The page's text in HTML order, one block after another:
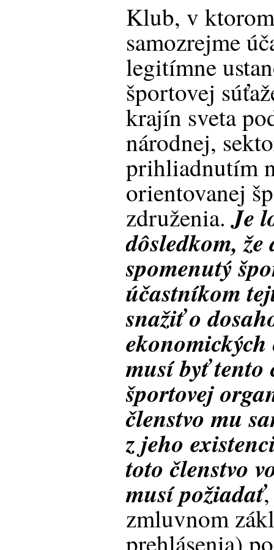
Klub, v
samozrejme
legitímne
športovej
krajín sveta
národnej,
prihliadnutím
orientovanej
združenia.Je
dôsledkom, že
spomenutý
účastníkom
snažiť o
musí byť
športovej
členstvo mu
z jeho
toto členstvo
musí požiadať
zmluvnom
prehlásenia)